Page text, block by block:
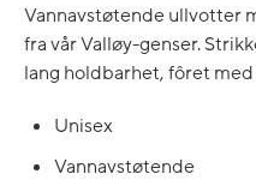
Vannavstøtende ullvotter
fra vår Valløy-genser.
lang holdbarhet, fôret
Unisex
Vannavstøtende